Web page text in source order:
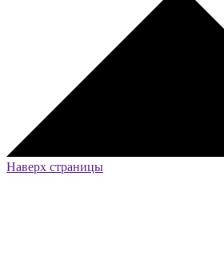
Наверх страницы